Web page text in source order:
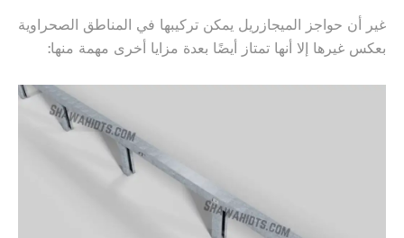
غير أن حواجز الميجازريل يمكن تركيبها في المناطق الصحراوية
بعكس غيرها إلا أنها تمتاز أيضًا بعدة مزايا أخرى مهمة منها: